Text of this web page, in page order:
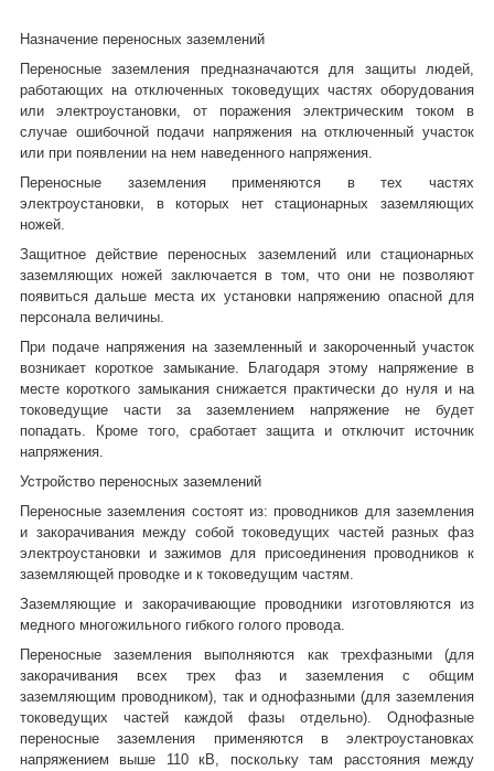
Назначение переносных заземлений
Переносные заземления предназначаются для защиты людей,
работающих на отключенных токоведущих частях оборудования
или электроустановки, от поражения электрическим током в
случае ошибочной подачи напряжения на отключенный участок
или при появлении на нем наведенного напряжения.
Переносные заземления применяются в тех частях
электроустановки, в которых нет стационарных заземляющих
ножей.
Защитное действие переносных заземлений или стационарных
заземляющих ножей заключается в том, что они не позволяют
появиться дальше места их установки напряжению опасной для
персонала величины.
При подаче напряжения на заземленный и закороченный участок
возникает короткое замыкание. Благодаря этому напряжение в
месте короткого замыкания снижается практически до нуля и на
токоведущие части за заземлением напряжение не будет
попадать. Кроме того, сработает защита и отключит источник
напряжения.
Устройство переносных заземлений
Переносные заземления состоят из: проводников для заземления
и закорачивания между собой токоведущих частей разных фаз
электроустановки и зажимов для присоединения проводников к
заземляющей проводке и к токоведущим частям.
Заземляющие и закорачивающие проводники изготовляются из
медного многожильного гибкого голого провода.
Переносные заземления выполняются как трехфазными (для
закорачивания всех трех фаз и заземления с общим
заземляющим проводником), так и однофазными (для заземления
токоведущих частей каждой фазы отдельно). Однофазные
переносные заземления применяются в электроустановках
напряжением выше 110 кВ, поскольку там расстояния между